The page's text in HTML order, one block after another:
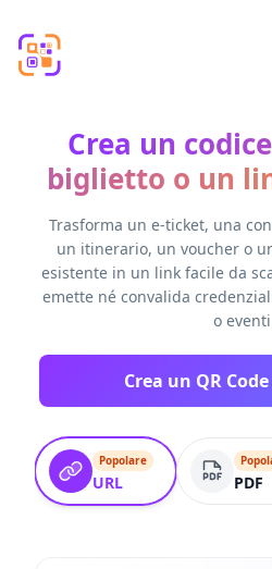
Crea un
biglietto o un
Trasforma un e-ticket, una
un itinerario, un voucher o
esistente in un link facile da
emette né convalida
o
Crea un QR
Popolare
URL PDF